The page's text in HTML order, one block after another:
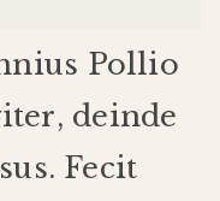
Pollio
, deinde
. Fecit